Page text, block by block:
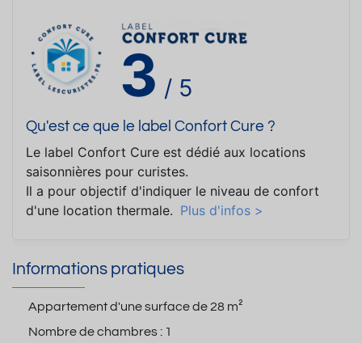
3 / 5
Qu'est ce que le label Confort Cure ?
Le label Confort Cure est dédié aux locations
saisonnières pour curistes.
Il a pour objectif d'indiquer le niveau de confort
d'une location thermale. Plus d'infos >
Informations pratiques
Appartement d'une surface de28 m²
Nombre de chambres : 1